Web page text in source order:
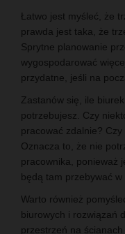
Łatwo jest myśleć, że
prawda jest taka, że
Sprytne planowanie
wygospodarować
przydatne, jeśli na
Zastanów się, ile
potrzebujesz. Czy
pracować zdalnie?
Oznacza to, że nie
pracownika, ponieważ
będą tam przebywać w
Warto również
biurowych i rozwiązań
przestrzeń na